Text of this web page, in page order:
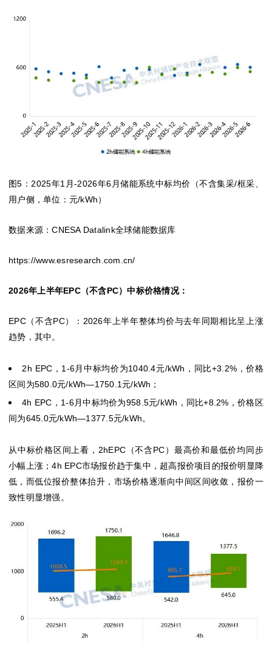
图5：2025年1月-2026年6月储能系统中标均价 （不含集采/框采、
用户侧，单位：元/kWh）
数据来源：CNESA Datalink全球储能数据库
https://www.esresearch.com.cn/
2026年上半年EPC（不含PC）中标价格情况：
EPC（不含PC）：2026年上半年整体均价与去年同期相比呈上涨
趋势，其中。
2h EPC，1-6月中标均价为1040.4元/kWh，同比+3.2%，价格
区间为580.0元/kWh—1750.1元/kWh；
4h EPC，1-6月中标均价为958.5元/kWh，同比+8.2%，价格区
间为645.0元/kWh—1377.5元/kWh。
从中标价格区间上看，2hEPC（不含PC）最高价和最低价均同步
小幅上涨；4h EPC市场报价趋于集中，超高报价项目的报价明显降
低，而低位报价整体抬升，市场价格逐渐向中间区间收敛，报价一
致性明显增强。